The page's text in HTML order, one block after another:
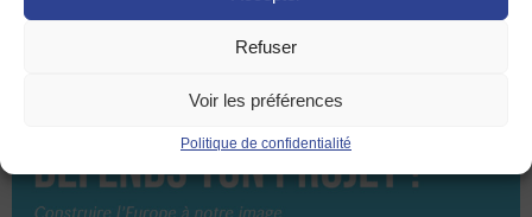
Refuser
Voir les préférences
Politique de confidentialité